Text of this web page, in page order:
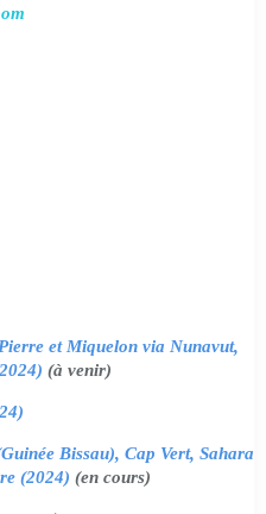
et Miquelon via Nunavut,
(à venir)
Bissau), Cap Vert, Sahara
(2024) (en cours)